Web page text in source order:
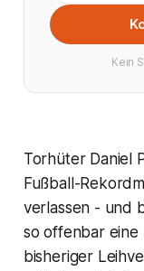
Kein
Torhüter Daniel
Fußball-
verlassen - und
so offenbar eine
bisheriger